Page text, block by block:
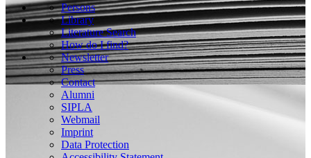
Persons
Library
Literature Search
How do I find?
Newsletter
Press
Contact
Alumni
SIPLA
Webmail
Imprint
Data Protection